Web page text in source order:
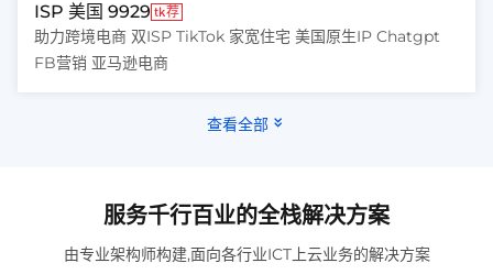
ISP 美国 9929 tk荐
助力跨境电商 双ISP TikTok 家宽住宅 美国原生IP Chatgpt
FB营销 亚马逊电商
查看全部
服务千行百业的全栈解决方案
由专业架构师构建,面向各行业ICT上云业务的解决方案